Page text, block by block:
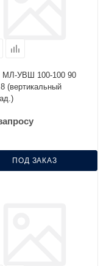
МЛ-УВШ 100-100 90
(вертикальный
ПОД ЗАКАЗ